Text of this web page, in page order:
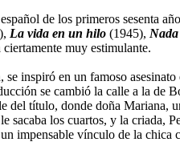
de los primeros sesenta
La vida en un hilo (1945), Nada
muy estimulante.
se inspiró en un famoso
se cambió la calle a la de
título, donde doña Mariana,
los cuartos, y la criada,
impensable vínculo de la chica